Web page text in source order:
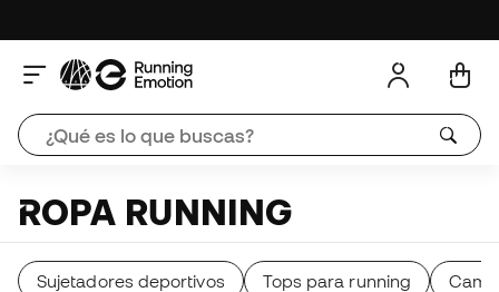
ROPA RUNNING
Sujetadores deportivos Tops para running